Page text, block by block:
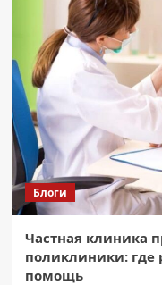
Блоги
Частная клиника
поликлиники: где
помощь